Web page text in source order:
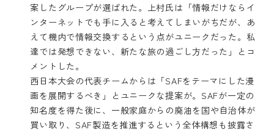
案したグループが選ばれた。上村氏は「情報だけならイ
ンターネットでも手に入ると考えてしまいがちだが、あ
えて機内で情報交換するという点がユニークだった。私
達では発想できない、新たな旅の過ごし方だった」とコ
メントした。
西日本大会の代表チームからは「SAFをテーマにした漫
画を展開するべき」とユニークな提案が。SAFが一定の
知名度を得た後に、一般家庭からの廃油を国や自治体が
買い取り、SAF製造を推進するという全体構想も披露さ